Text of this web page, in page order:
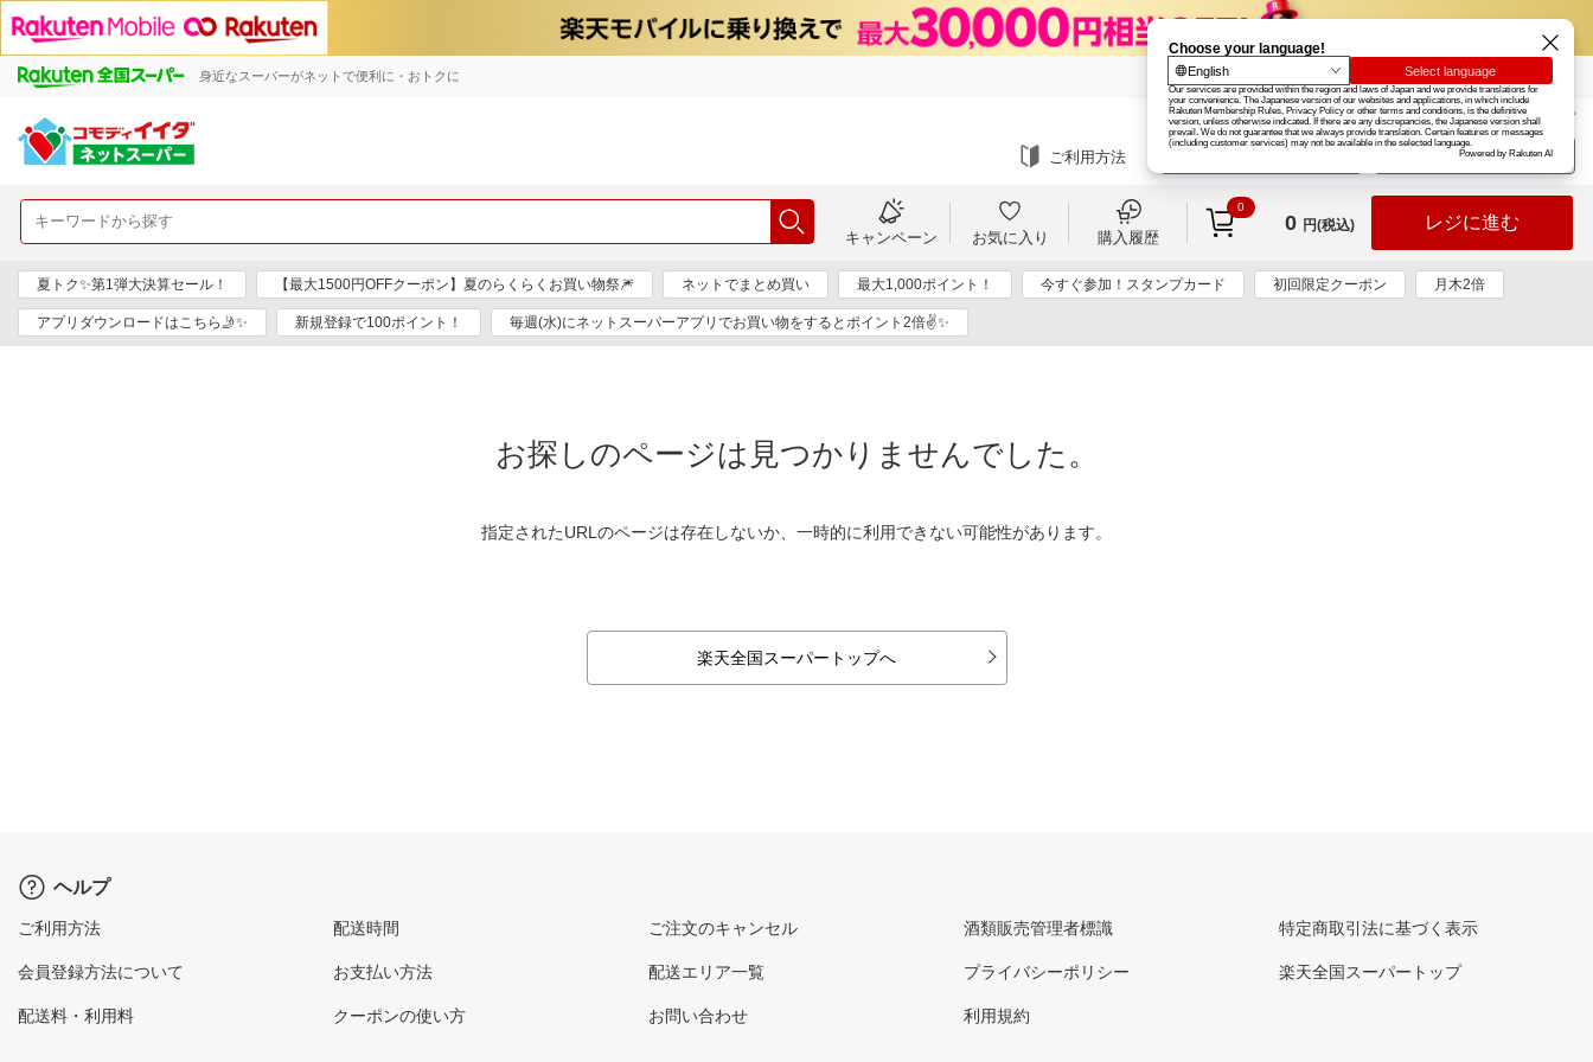
身近なスーパーがネットで便利に・おトクに 楽天グループ カード
お知らせ ヘルプ
ご利用方法 ログイン
キャンペーン お気に入り 購入履歴
0
0 円(税込) レジに進む
夏トク✨第1弾大決算セール！ 【最大1500円OFFクーポン】夏のらくらくお買い物祭🎆 ネットでまとめ買い 最大1,000ポイント！ 今すぐ参加！スタンプカード 初回限定クーポン 月木2倍
アプリダウンロードはこちら🤳✨ 新規登録で100ポイント！ 毎週(水)にネットスーパーアプリでお買い物をするとポイント2倍✌✨
お探しのページは見つかりませんでした。
指定されたURLのページは存在しないか、一時的に利用できない可能性があります。
楽天全国スーパートップへ
ヘルプ
ご利用方法
会員登録方法について
配送料・利用料
配送時間
お支払い方法
クーポンの使い方
ご注文のキャンセル
配送エリア一覧
お問い合わせ
酒類販売管理者標識
プライバシーポリシー
利用規約
特定商取引法に基づく表示
楽天全国スーパートップ